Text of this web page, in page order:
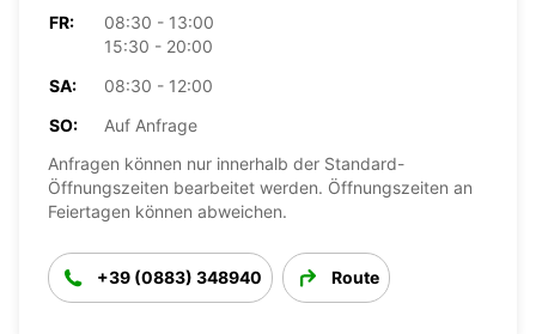
FR:
08:30 - 13:00
15:30 - 20:00
SA:
08:30 - 12:00
SO:
Auf Anfrage
Anfragen können nur innerhalb der Standard-
Öffnungszeiten bearbeitet werden. Öffnungszeiten an
Feiertagen können abweichen.
+39 (0883) 348940 Route